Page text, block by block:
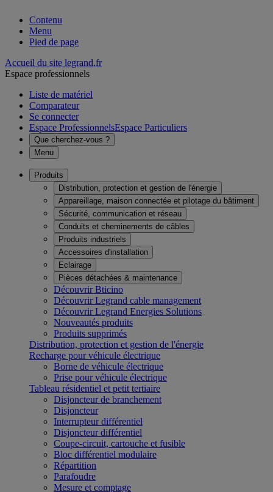
Contenu
Menu
Pied de page
Accueil du site legrand.fr
Espace professionnels
Liste de matériel
Comparateur
Se connecter
Espace ProfessionnelsEspace Particuliers
Que cherchez-vous ?
Menu
Produits
Distribution, protection et gestion de l'énergie
Appareillage, maison connectée et pilotage du bâtiment
Sécurité, communication et réseau
Conduits et cheminements de câbles
Produits industriels
Accessoires d'installation
Eclairage
Pièces détachées & maintenance
Découvrir Bticino
Découvrir Legrand cable management
Découvrir Legrand Energies Solutions
Nouveautés produits
Produits supprimés
Distribution, protection et gestion de l'énergie
Recharge pour véhicule électrique
Borne de véhicule électrique
Prise pour véhicule électrique
Tableau résidentiel et petit tertiaire
Disjoncteur de branchement
Disjoncteur
Interrupteur différentiel
Disjoncteur différentiel
Coupe-circuit, cartouche et fusible
Bloc différentiel modulaire
Répartition
Parafoudre
Mesure et comptage